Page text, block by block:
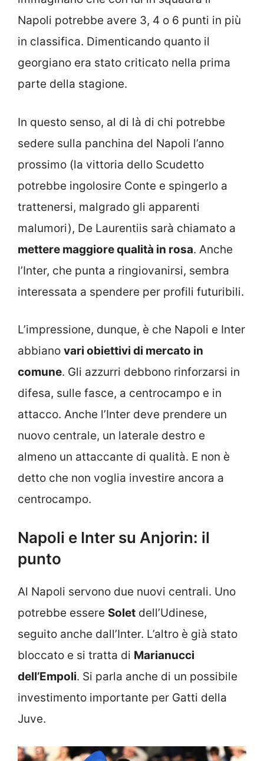
Napoli potrebbe avere 3, 4 o 6 punti in più
in classifica. Dimenticando quanto il
georgiano era stato criticato nella prima
parte della stagione.
In questo senso, al di là di chi potrebbe
sedere sulla panchina del Napoli l’anno
prossimo (la vittoria dello Scudetto
potrebbe ingolosire Conte e spingerlo a
trattenersi, malgrado gli apparenti
malumori), De Laurentiis sarà chiamato a
mettere maggiore qualità in rosa. Anche
l’Inter, che punta a ringiovanirsi, sembra
interessata a spendere per profili futuribili.
L’impressione, dunque, è che Napoli e Inter
abbiano vari obiettivi di mercato in
comune. Gli azzurri debbono rinforzarsi in
difesa, sulle fasce, a centrocampo e in
attacco. Anche l’Inter deve prendere un
nuovo centrale, un laterale destro e
almeno un attaccante di qualità. E non è
detto che non voglia investire ancora a
centrocampo.
Napoli e Inter su Anjorin: il
punto
Al Napoli servono due nuovi centrali. Uno
potrebbe essere Solet dell’Udinese,
seguito anche dall’Inter. L’altro è già stato
bloccato e si tratta di Marianucci
dell’Empoli. Si parla anche di un possibile
investimento importante per Gatti della
Juve.